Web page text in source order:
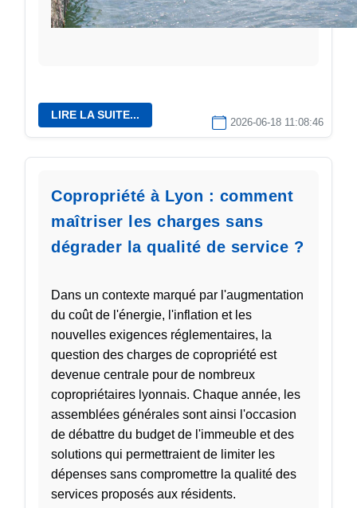
LIRE LA SUITE...
2026-06-18 11:08:46
Copropriété à Lyon : comment
maîtriser les charges sans
dégrader la qualité de service ?
Dans un contexte marqué par l'augmentation
du coût de l'énergie, l'inflation et les
nouvelles exigences réglementaires, la
question des charges de copropriété est
devenue centrale pour de nombreux
copropriétaires lyonnais. Chaque année, les
assemblées générales sont ainsi l'occasion
de débattre du budget de l'immeuble et des
solutions qui permettraient de limiter les
dépenses sans compromettre la qualité des
services proposés aux résidents.